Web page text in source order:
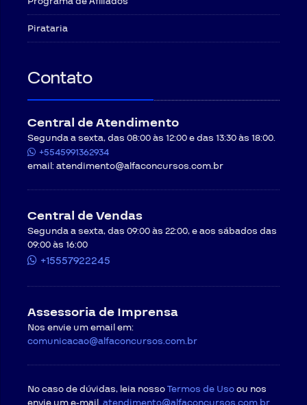
Pirataria
Contato
Central de Atendimento
Segunda a sexta, das 08:00 às 12:00 e das 13:30 às 18:00.
+5545991362934
email:atendimento@alfaconcursos.com.br
Central de Vendas
Segunda a sexta, das 09:00 às 22:00, e aos sábados das
09:00 às 16:00
+15557922245
Assessoria de Imprensa
Nos envie um email em:
comunicacao@alfaconcursos.com.br
No caso de dúvidas, leia nossoTermos de Usoou nos